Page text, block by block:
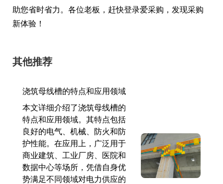
助您省时省力。各位老板，赶快登录爱采购，发现采购
新体验！
其他推荐
浇筑母线槽的特点和应用领域
本文详细介绍了浇筑母线槽的
特点和应用领域。其特点包括
良好的电气、机械、防火和防
护性能。在应用上，广泛用于
商业建筑、工业厂房、医院和
数据中心等场所，凭借自身优
势满足不同领域对电力供应的